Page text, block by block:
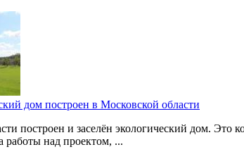
дом построен в Московской области
построен и заселён экологический дом.
работы над проектом, ...